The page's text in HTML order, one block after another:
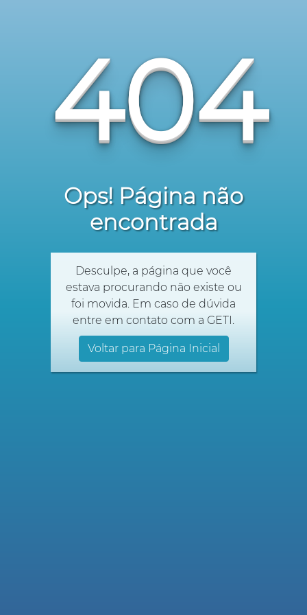
404
Ops! Página não
encontrada
Desculpe, a página que você
estava procurando não existe ou
foi movida. Em caso de dúvida
entre em contato com a GETI.
Voltar para Página Inicial